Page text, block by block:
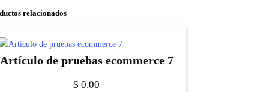
relacionados
Artículo de pruebas ecommerce 7
$ 0.00